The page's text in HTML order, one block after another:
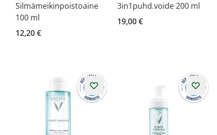
Silmämeikinpoistoaine
100 ml
12,20 €
3in1puhd.voide 200 ml
19,00 €